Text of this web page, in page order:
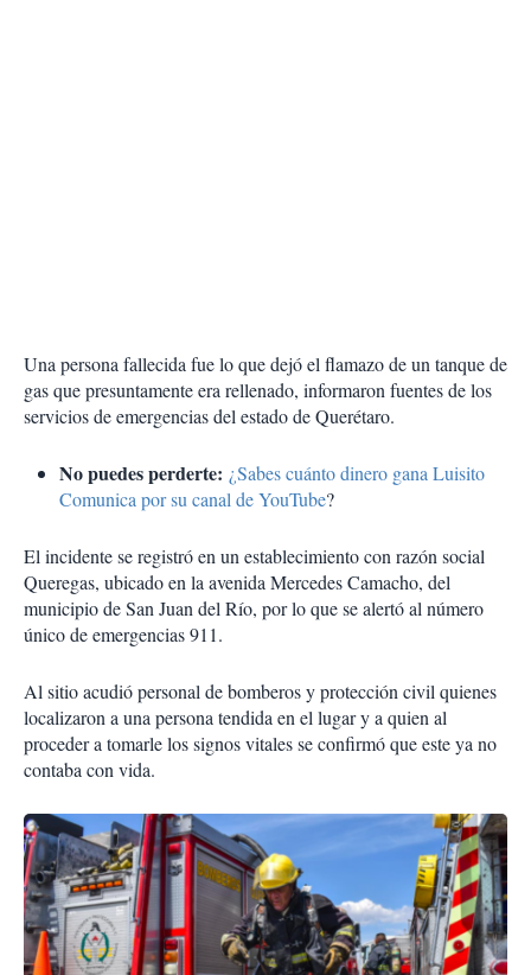
Una persona fallecida fue lo que dejó el flamazo de un tanque de
gas que presuntamente era rellenado, informaron fuentes de los
servicios de emergencias del estado de Querétaro.
No puedes perderte: ¿Sabes cuánto dinero gana Luisito
Comunica por su canal de YouTube?
El incidente se registró en un establecimiento con razón social
Queregas, ubicado en la avenida Mercedes Camacho, del
municipio de San Juan del Río, por lo que se alertó al número
único de emergencias 911.
Al sitio acudió personal de bomberos y protección civil quienes
localizaron a una persona tendida en el lugar y a quien al
proceder a tomarle los signos vitales se confirmó que este ya no
contaba con vida.